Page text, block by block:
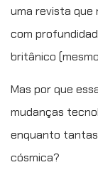
uma revista que
com
britânico
Mas por que
mudanças
enquanto
cósmica?